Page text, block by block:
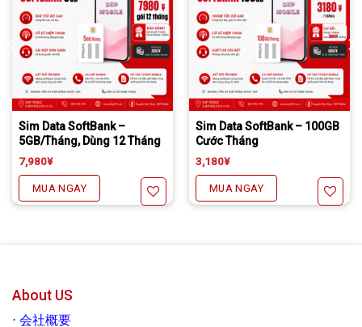
Facebook:
Nguyễn Đức Đông – DHP Mobile
Line:DHP Mobile
Zalo:dhpmobile
Sim Data SoftBank –
5GB/Tháng, Dùng 12 Tháng
7,980¥
MUA NGAY
Sim Data SoftBank – 100GB
Cước Tháng
3,180¥
MUA NGAY
About US
⋅ 会社概要